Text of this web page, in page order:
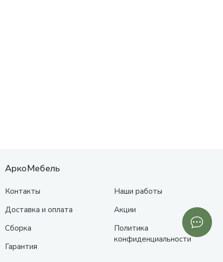
АркоМебель
Контакты
Доставка и оплата
Сборка
Гарантия
Наши работы
Акции
Политика
конфиденциальности